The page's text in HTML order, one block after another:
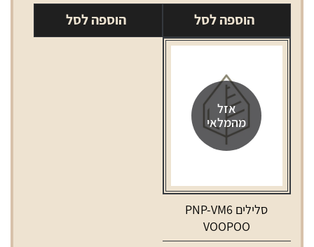
סליל
סמוק
RPM
הוספה לסל
פוד
לנורד
הוספה לסל
אזל
מהמלאי
סלילים PNP-VM6
VOOPOO